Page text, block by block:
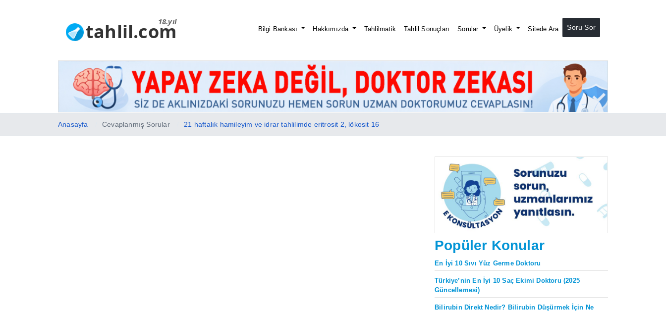
18.yıl
tahlil.com Bilgi Bankası Hakkımızda Tahlilmatik Tahlil Sonuçları Sorular Üyelik Sitede Ara Soru Sor
Anasayfa Cevaplanmış Sorular 21 haftalık hamileyim ve idrar tahlilimde eritrosit 2, lökosit 16
Popüler Konular
En İyi 10 Sıvı Yüz Germe Doktoru
Türkiye’nin En İyi 10 Saç Ekimi Doktoru (2025
Güncellemesi)
Bilirubin Direkt Nedir? Bilirubin Düşürmek İçin Ne